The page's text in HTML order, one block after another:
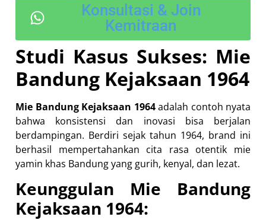
Konsultasi & Join
Kemitraan
Studi Kasus Sukses: Mie
Bandung Kejaksaan 1964
Mie Bandung Kejaksaan 1964adalah contoh nyata
bahwa konsistensi dan inovasi bisa berjalan
berdampingan. Berdiri sejak tahun 1964, brand ini
berhasil mempertahankan cita rasa otentik mie
yamin khas Bandung yang gurih, kenyal, dan lezat.
Keunggulan Mie Bandung
Kejaksaan 1964: